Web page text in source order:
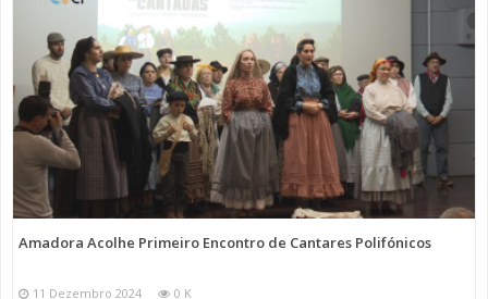
Amadora Acolhe Primeiro Encontro de Cantares Polifónicos
11 Dezembro 2024 0 K